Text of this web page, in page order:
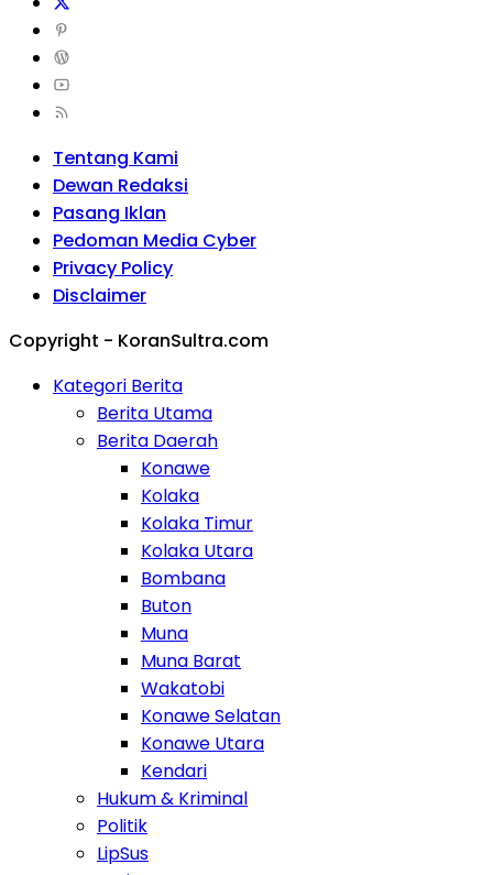
Tentang Kami
Dewan Redaksi
Pasang Iklan
Pedoman Media Cyber
Privacy Policy
Disclaimer
Copyright - KoranSultra.com
Kategori Berita
Berita Utama
Berita Daerah
Konawe
Kolaka
Kolaka Timur
Kolaka Utara
Bombana
Buton
Muna
Muna Barat
Wakatobi
Konawe Selatan
Konawe Utara
Kendari
Hukum & Kriminal
Politik
LipSus